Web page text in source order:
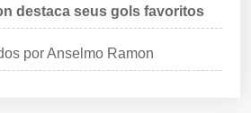
destaca seus gols favoritos
por Anselmo Ramon